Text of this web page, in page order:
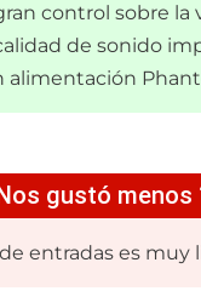
control sobre la
de sonido
alimentación
Nos gustó menos
entradas es muy